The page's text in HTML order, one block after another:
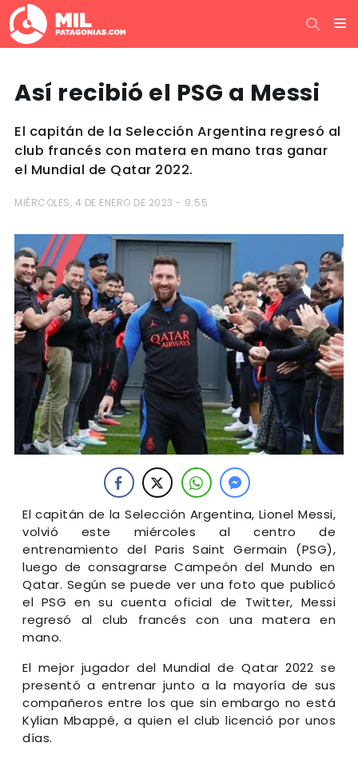
Así recibió el PSG a Messi
El capitán de la Selección Argentina regresó al
club francés con matera en mano tras ganar
el Mundial de Qatar 2022.
MIÉRCOLES, 4 DE ENERO DE 2023 - 9:55
El capitán de la Selección Argentina, Lionel Messi,
volvió este miércoles al centro de
entrenamiento del Paris Saint Germain (PSG),
luego de consagrarse Campeón del Mundo en
Qatar. Según se puede ver una foto que publicó
el PSG en su cuenta oficial de Twitter, Messi
regresó al club francés con una matera en
mano.
El mejor jugador del Mundial de Qatar 2022 se
presentó a entrenar junto a la mayoría de sus
compañeros entre los que sin embargo no está
Kylian Mbappé, a quien el club licenció por unos
días.